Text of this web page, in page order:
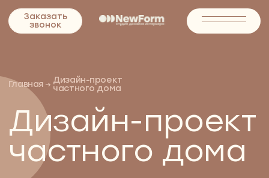
Заказать
звонок
Заказать
звонок
технических деталей. В задаче такого масштаба
важен комплексный подход: следует продумать
эргономику, подобрать отделочные материалы и
связать всё в цельную концепцию
Дизайн-проект
частного дома